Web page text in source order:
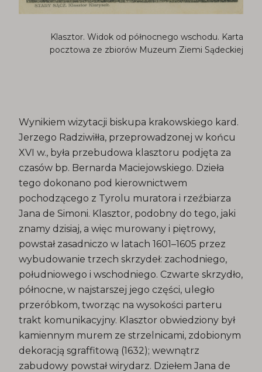
Klasztor. Widok od północnego wschodu. Karta
pocztowa ze zbiorów Muzeum Ziemi Sądeckiej
Wynikiem wizytacji biskupa krakowskiego kard.
Jerzego Radziwiłła, przeprowadzonej w końcu
XVI w., była przebudowa klasztoru podjęta za
czasów bp. Bernarda Maciejowskiego. Dzieła
tego dokonano pod kierownictwem
pochodzącego z Tyrolu muratora i rzeźbiarza
Jana de Simoni. Klasztor, podobny do tego, jaki
znamy dzisiaj, a więc murowany i piętrowy,
powstał zasadniczo w latach 1601–1605 przez
wybudowanie trzech skrzydeł: zachodniego,
południowego i wschodniego. Czwarte skrzydło,
północne, w najstarszej jego części, uległo
przeróbkom, tworząc na wysokości parteru
trakt komunikacyjny. Klasztor obwiedziony był
kamiennym murem ze strzelnicami, zdobionym
dekoracją sgraffitową (1632); wewnątrz
zabudowy powstał wirydarz. Dziełem Jana de